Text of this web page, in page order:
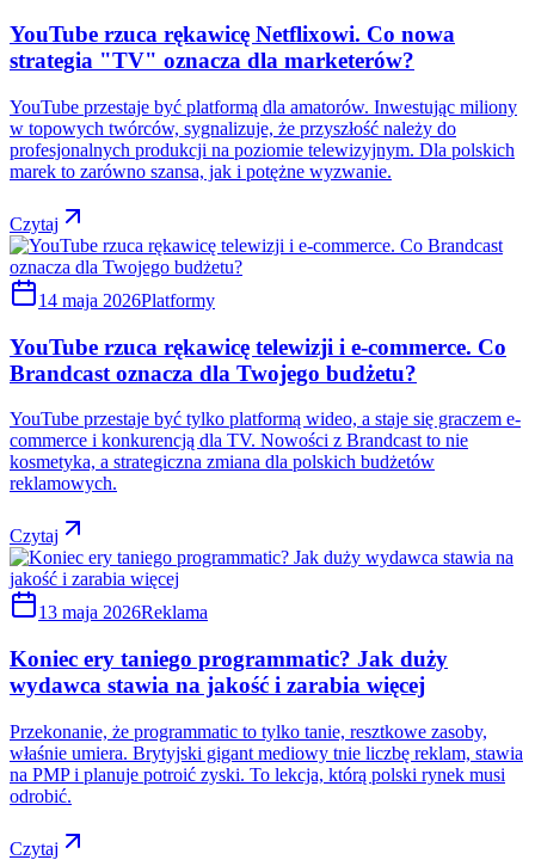
YouTube rzuca rękawicę Netflixowi. Co nowa
strategia "TV" oznacza dla marketerów?
YouTube przestaje być platformą dla amatorów. Inwestując miliony
w topowych twórców, sygnalizuje, że przyszłość należy do
profesjonalnych produkcji na poziomie telewizyjnym. Dla polskich
marek to zarówno szansa, jak i potężne wyzwanie.
Czytaj
14 maja 2026Platformy
YouTube rzuca rękawicę telewizji i e-commerce. Co
Brandcast oznacza dla Twojego budżetu?
YouTube przestaje być tylko platformą wideo, a staje się graczem e-
commerce i konkurencją dla TV. Nowości z Brandcast to nie
kosmetyka, a strategiczna zmiana dla polskich budżetów
reklamowych.
Czytaj
13 maja 2026Reklama
Koniec ery taniego programmatic? Jak duży
wydawca stawia na jakość i zarabia więcej
Przekonanie, że programmatic to tylko tanie, resztkowe zasoby,
właśnie umiera. Brytyjski gigant mediowy tnie liczbę reklam, stawia
na PMP i planuje potroić zyski. To lekcja, którą polski rynek musi
odrobić.
Czytaj